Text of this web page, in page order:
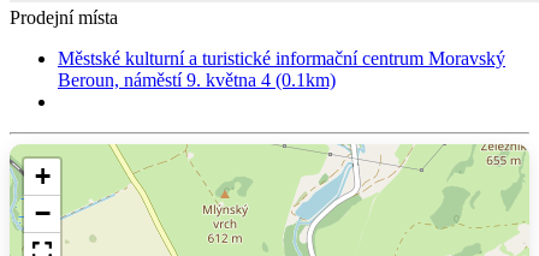
Prodejní místa
Městské kulturní a turistické informační centrum Moravský
Beroun, náměstí 9. května 4 (0.1km)
+
−